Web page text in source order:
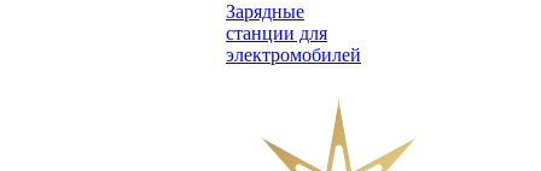
Зарядные
станции для
электромобилей